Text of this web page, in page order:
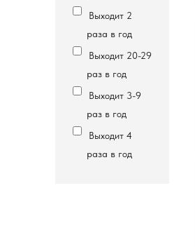
Выходит 2
раза в год
Выходит 20-29
раз в год
Выходит 3-9
раз в год
Выходит 4
раза в год